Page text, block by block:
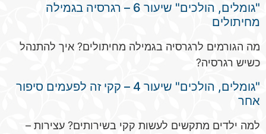
"גומלים, הולכים" שיעור 6 – רגרסיה בגמילה
מחיתולים
מה הגורמים לרגרסיה בגמילה מחיתולים? איך להתנהל
כשיש רגרסיה?
"גומלים, הולכים" שיעור 4 – קקי זה לפעמים סיפור
אחר
למה ילדים מתקשים לעשות קקי בשירותים? עצירות –